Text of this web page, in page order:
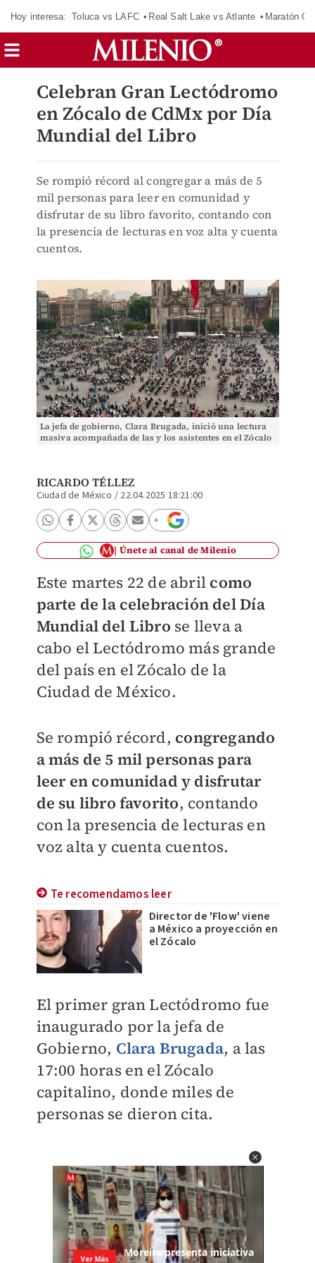
Hoy interesa: Toluca vs LAFC Real Salt Lake vs Atlante Maratón
Celebran Gran Lectódromo
en Zócalo de CdMx por Día
Mundial del Libro
Se rompió récord al congregar a más de 5
mil personas para leer en comunidad y
disfrutar de su libro favorito, contando con
la presencia de lecturas en voz alta y cuenta
cuentos.
La jefa de gobierno, Clara Brugada, inició una lectura
masiva acompañada de las y los asistentes en el Zócalo
RICARDO TÉLLEZ
Ciudad de México / 22.04.2025 18:21:00
Únete al canal de Milenio
Este martes 22 de abril como
parte de la celebración del Día
Mundial del Libro se lleva a
cabo el Lectódromo más grande
del país en el Zócalo de la
Ciudad de México.
Se rompió récord, congregando
a más de 5 mil personas para
leer en comunidad y disfrutar
de su libro favorito, contando
con la presencia de lecturas en
voz alta y cuenta cuentos.
Te recomendamos leer
Director de 'Flow' viene
a México a proyección en
el Zócalo
El primer gran Lectódromo fue
inaugurado por la jefa de
Gobierno, Clara Brugada, a las
17:00 horas en el Zócalo
capitalino, donde miles de
personas se dieron cita.